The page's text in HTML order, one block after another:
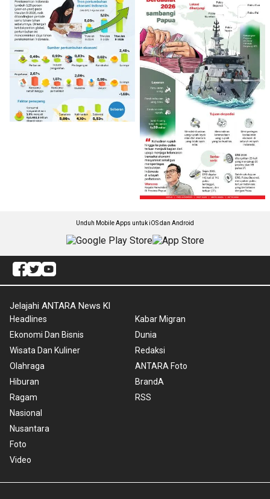
Unduh Mobile Apps untuk iOS dan Android
Jelajahi ANTARA News Kl
Headlines
Ekonomi Dan Bisnis
Wisata Dan Kuliner
Olahraga
Hiburan
Ragam
Nasional
Nusantara
Foto
Video
Kabar Migran
Dunia
Redaksi
ANTARA Foto
BrandA
RSS